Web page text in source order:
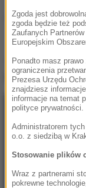
Podziel się:
Teledysk
Does It Feel:
Zgoda jest
zgoda będzie też
Zaufanych
Europejskim
Ponadto masz
ograniczenia
Prezesa Urzędu
znajdziesz
informacje na temat
polityce prywatności.
Administratorem
o.o. z siedzibą w
Stosowanie plików
Wraz z partnerami
pokrewne